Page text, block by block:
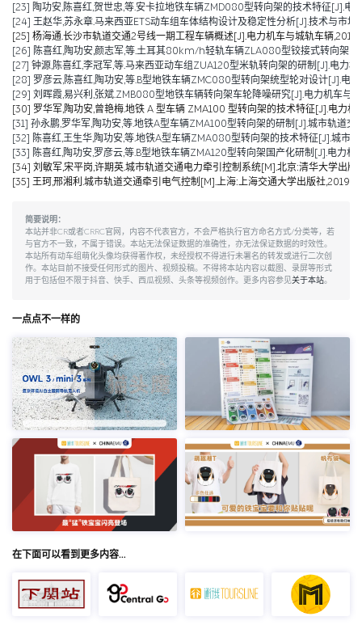
[23] 陶功安,陈喜红,贺世忠,等.安卡拉地铁车辆ZMD080型转向架的技术特征[J].电
[24] 王赵华,苏永章.马来西亚ETS动车组车体结构设计及稳定性分析[J].技术与市
[25] 杨海通.长沙市轨道交通2号线一期工程车辆概述[J].电力机车与城轨车辆
[26] 陈喜红,陶功安,颜志军,等.土耳其80km/h轻轨车辆ZLA080型铰接式转向架
[27] 钟源,陈喜红,李冠军,等.马来西亚动车组ZUA120型米轨转向架的研制[J].电力
[28] 罗彦云,陈喜红,陶功安,等.B型地铁车辆ZMC080型转向架统型轮对设计[J].电
[29] 刘晖霞,易兴利,张斌.ZMB080型地铁车辆转向架车轮降噪研究[J].电力机车与
[30] 罗华军,陶功安,曾艳梅.地铁 A 型车辆 ZMA100 型转向架的技术特征[J].电力
[31] 孙永鹏,罗华军,陶功安,等.地铁A型车辆ZMA100型转向架的研制[J].城市轨道
[32] 陈喜红,王生华,陶功安,等.地铁A型车辆ZMA080型转向架的技术特征[J].城市
[33] 陈喜红,陶功安,罗彦云,等.B型地铁车辆ZMA120型转向架国产化研制[J].电力
[34] 刘敏军,宋平岗,许期英.城市轨道交通电力牵引控制系统[M].北京:清华大学出版
[35] 王珂,邢湘利.城市轨道交通牵引电气控制[M].上海:上海交通大学出版社,2019.
简要说明：
本站并非CR或者CRRC官网，内容不代表官方，不会严格执行官方命名方式/分类等，若
与官方不一致，不属于错误。本站无法保证数据的准确性，亦无法保证数据的时效性。
本站所有动车组萌化头像均获得著作权，未经授权不得进行未署名的转发或进行二次创
作。本站目前不接受任何形式的图片、视频投稿。不得将本站内容以截图、录屏等形式
用于包括但不限于抖音、快手、西瓜视频、头条等视频创作。更多内容参见关于本站。
一点点不一样的
在下面可以看到更多内容…